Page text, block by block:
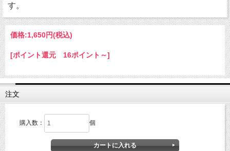
す。
価格:1,650円(税込)
[ポイント還元 16ポイント～]
注文
購入数： 個